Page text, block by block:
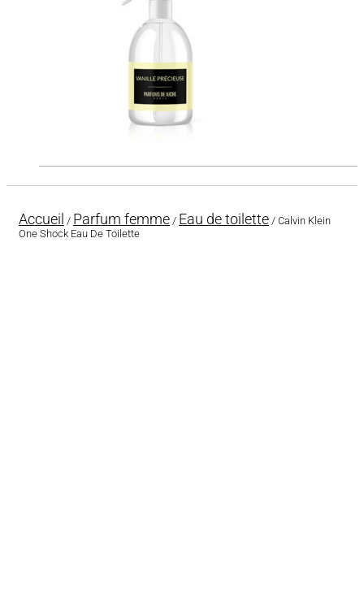
Accueil / Parfum femme / Eau de toilette / Calvin Klein
One Shock Eau De Toilette